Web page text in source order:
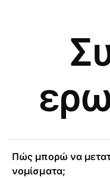
Πώς μπορώ να
νομίσματα;